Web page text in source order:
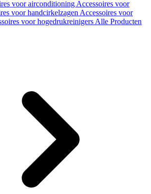
voor airconditioning Accessoires voor
voor handcirkelzagen Accessoires voor
voor hogedrukreinigers Alle Producten